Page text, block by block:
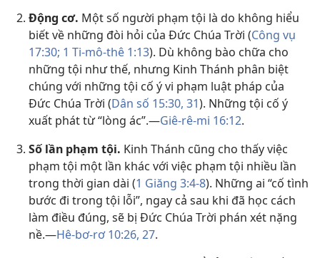
Động cơ. Một số người phạm tội là do không hiểu
biết về những đòi hỏi của Đức Chúa Trời (Công vụ
17:30; 1 Ti-mô-thê 1:13). Dù không bào chữa cho
những tội như thế, nhưng Kinh Thánh phân biệt
chúng với những tội cố ý vi phạm luật pháp của
Đức Chúa Trời (Dân số 15:30, 31). Những tội cố ý
xuất phát từ “lòng ác”.​—Giê-rê-mi 16:12.
Số lần phạm tội. Kinh Thánh cũng cho thấy việc
phạm tội một lần khác với việc phạm tội nhiều lần
trong thời gian dài (1 Giăng 3:​4-8). Những ai “cố tình
bước đi trong tội lỗi”, ngay cả sau khi đã học cách
làm điều đúng, sẽ bị Đức Chúa Trời phán xét nặng
nề.​—Hê-bơ-rơ 10:26, 27.